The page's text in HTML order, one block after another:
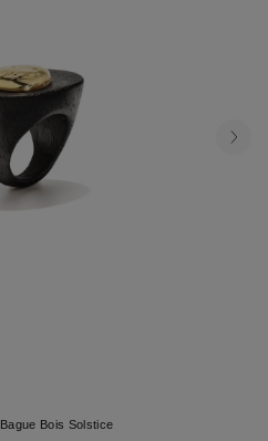
Bague Bois Solstice